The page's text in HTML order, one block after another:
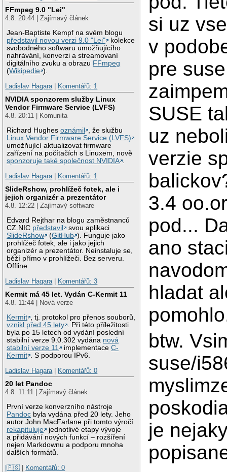
FFmpeg 9.0 "Lei"
4.8. 20:44 | Zajímavý článek
Jean-Baptiste Kempf na svém blogu
představil novou verzi 9.0 "Lei"
kolekce
svobodného softwaru umožňujícího
nahrávání, konverzi a streamovaní
digitálního zvuku a obrazu FFmpeg
(Wikipedie ).
Ladislav Hagara
Komentářů: 1
NVIDIA sponzorem služby Linux
Vendor Firmware Service (LVFS)
4.8. 20:11 | Komunita
Richard Hughesoznámil
, že službu
Linux Vendor Firmware Service (LVFS)
umožňující aktualizovat firmware
zařízení na počítačích s Linuxem, nově
sponzoruje také společnost NVIDIA .
Ladislav Hagara | Komentářů: 1
SlideRshow, prohlížeč fotek, ale i
jejich organizér a prezentátor
4.8. 12:22 | Zajímavý software
Edvard Rejthar na blogu zaměstnanců
CZ.NIC představil
svou aplikaci
SlideRshow
(GitHub ). Funguje jako
prohlížeč fotek, ale i jako jejich
organizér a prezentátor. Neinstaluje se,
běží přímo v prohlížeči. Bez serveru.
Offline.
Ladislav Hagara | Komentářů: 3
Kermit má 45 let. Vydán C-Kermit 11
4.8. 11:44 | Nová verze
Kermit , tj. protokol pro přenos souborů,
vznikl před 45 lety . Při této příležitosti
byla po 15 letech od vydání poslední
stabilní verze 9.0.302 vydána nová
stabilní verze 11
implementaceC-
Kermit . S podporou IPv6.
Ladislav Hagara | Komentářů: 0
20 let Pandoc
4.8. 11:11 | Zajímavý článek
První verze konverzního nástroje
Pandoc byla vydána před 20 lety. Jeho
autor John MacFarlane při tomto výročí
rekapituluje
jednotlivé etapy vývoje
a přidávání nových funkcí – rozšíření
nejen Markdownu a podporu mnoha
dalších formátů.
|🇵🇸 | Komentářů: 0
si uz
v
pre
SUSE
uz
verzie
3.4
pod...
ano
hladat
btw.
suse/
je